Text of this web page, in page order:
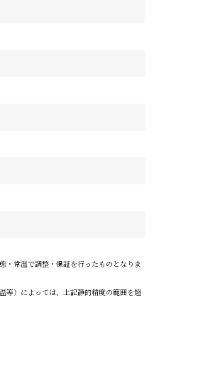
・常温で調整・保証を行ったものとなりま
等）によっては、上記静的精度の範囲を超